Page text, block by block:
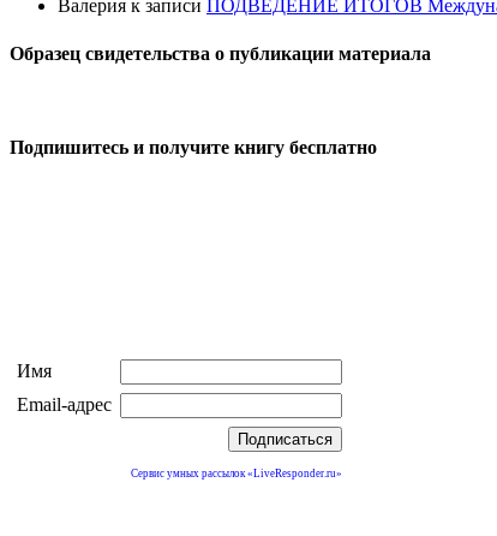
Валерия к записи ПОДВЕДЕНИЕ ИТОГОВ
Образец свидетельства о публикации материала
Подпишитесь и получите книгу бесплатно
Имя
Email-адрес
Сервис умных рассылок «LiveResponder.ru»